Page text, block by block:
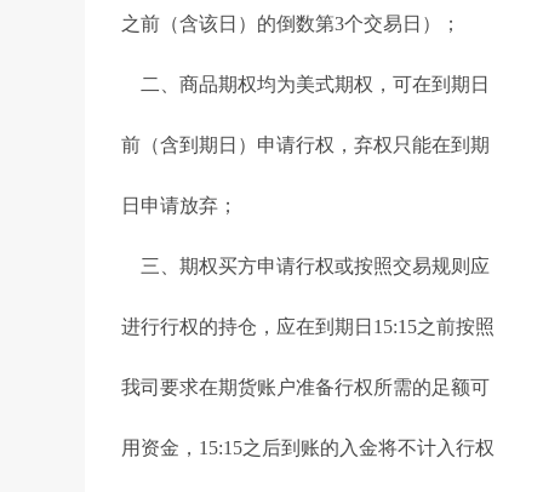
之前（含该日）的倒数第3个交易日）；
二、商品期权均为美式期权，可在到期日
前（含到期日）申请行权，弃权只能在到期
日申请放弃；
三、期权买方申请行权或按照交易规则应
进行行权的持仓，应在到期日15:15之前按照
我司要求在期货账户准备行权所需的足额可
用资金，15:15之后到账的入金将不计入行权